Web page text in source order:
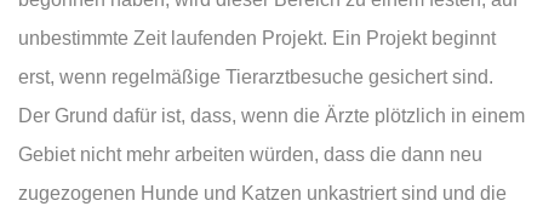
unbestimmte Zeit laufenden Projekt. Ein Projekt beginnt
erst, wenn regelmäßige Tierarztbesuche gesichert sind.
Der Grund dafür ist, dass, wenn die Ärzte plötzlich in einem
Gebiet nicht mehr arbeiten würden, dass die dann neu
zugezogenen Hunde und Katzen unkastriert sind und die